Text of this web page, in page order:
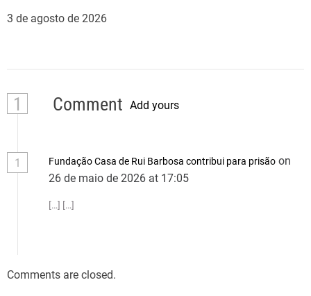
3 de agosto de 2026
1 Comment Add yours
1 Fundação Casa de Rui Barbosa contribui para prisão on
26 de maio de 2026 at 17:05
[…] […]
Comments are closed.